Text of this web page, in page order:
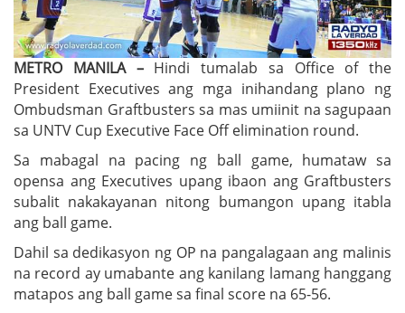
METRO MANILA – Hindi tumalab sa Office of the
President Executives ang mga inihandang plano ng
Ombudsman Graftbusters sa mas umiinit na sagupaan
sa UNTV Cup Executive Face Off elimination round.
Sa mabagal na pacing ng ball game, humataw sa
opensa ang Executives upang ibaon ang Graftbusters
subalit nakakayanan nitong bumangon upang itabla
ang ball game.
Dahil sa dedikasyon ng OP na pangalagaan ang malinis
na record ay umabante ang kanilang lamang hanggang
matapos ang ball game sa final score na 65-56.